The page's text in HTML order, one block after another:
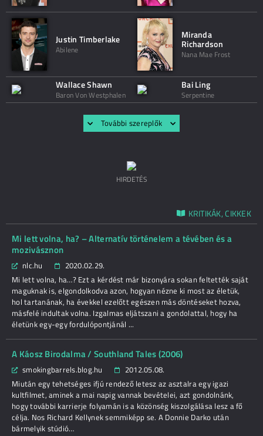
Justin Timberlake
Abilene
Miranda
Richardson
Nana Mae Frost
Wallace Shawn
Baron Von Westphalen
Bai Ling
Serpentine
További szereplők
HIRDETÉS
KRITIKÁK, CIKKEK
Mi lett volna, ha? – Alternatív történelem a tévében és a
mozivásznon
nlc.hu
2020.02.29.
Mi lett volna, ha…? Ezt a kérdést már bizonyára sokan feltették saját
maguknak is, elgondolkodva azon, hogyan nézne ki most az életük,
hol tartanának, ha évekkel ezelőtt egészen más döntéseket hozva,
másfelé indultak volna. Izgalmas eljátszani a gondolattal, hogy ha
életünk egy-egy fordulópontjánál ...
A Káosz Birodalma / Southland Tales (2006)
smokingbarrels.blog.hu
2012.05.08.
Miután egy tehetséges ifjú rendező letesz az asztalra egy igazi
kultfilmet, aminek a mai napig vannak bevételei, azt gondolnánk,
hogy további karrierje folyamán is a közönség kiszolgálása lesz a fő
célja. Nos Richard Kellynek semmiképp se. A Donnie Darko után
bármelyik stúdió…